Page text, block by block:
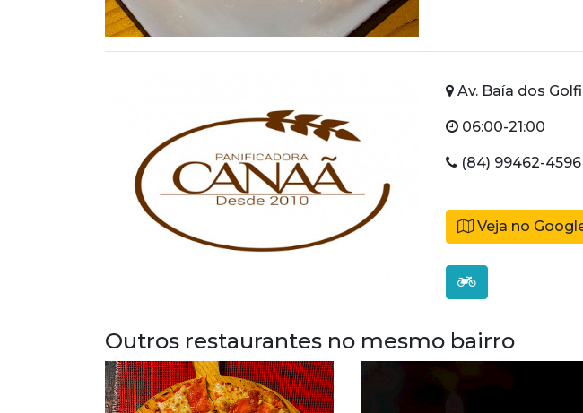
Av. Baía dos
06:00-21:00
(84) 99462-4596
Veja no
Outros restaurantes no mesmo bairro